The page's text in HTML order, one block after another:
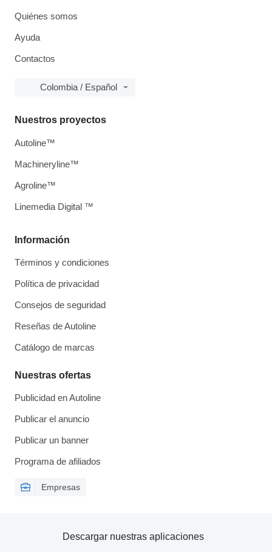
Quiénes somos
Ayuda
Contactos
Colombia / Español
Información
Términos y condiciones
Política de privacidad
Consejos de seguridad
Reseñas de Autoline
Catálogo de marcas
Nuestras ofertas
Publicidad en Autoline
Publicar el anuncio
Publicar un banner
Programa de afiliados
Empresas
Nuestros proyectos
Autoline™
Machineryline™
Agroline™
Linemedia Digital ™
Descargar nuestras aplicaciones